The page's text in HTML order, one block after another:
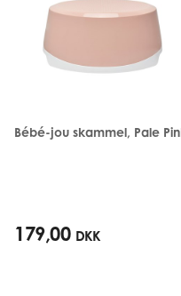
Bébé-jou skammel, Pale
179,00 DKK